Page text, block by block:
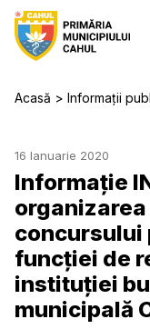
Acasă Informații
16 Ianuarie 2020
Informație
concursului
funcţiei de
instituției
municipală